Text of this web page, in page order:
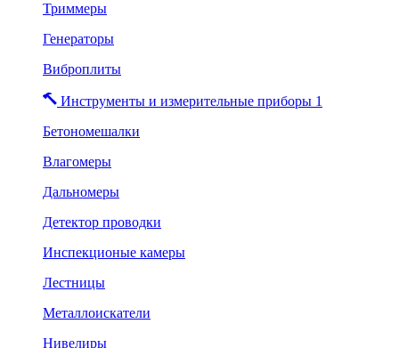
Триммеры
Генераторы
Виброплиты
Инструменты и измерительные приборы 1
Бетономешалки
Влагомеры
Дальномеры
Детектор проводки
Инспекционые камеры
Лестницы
Металлоискатели
Нивелиры